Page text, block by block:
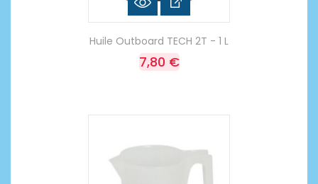
Huile Outboard TECH 2T - 1 L
7,80 €